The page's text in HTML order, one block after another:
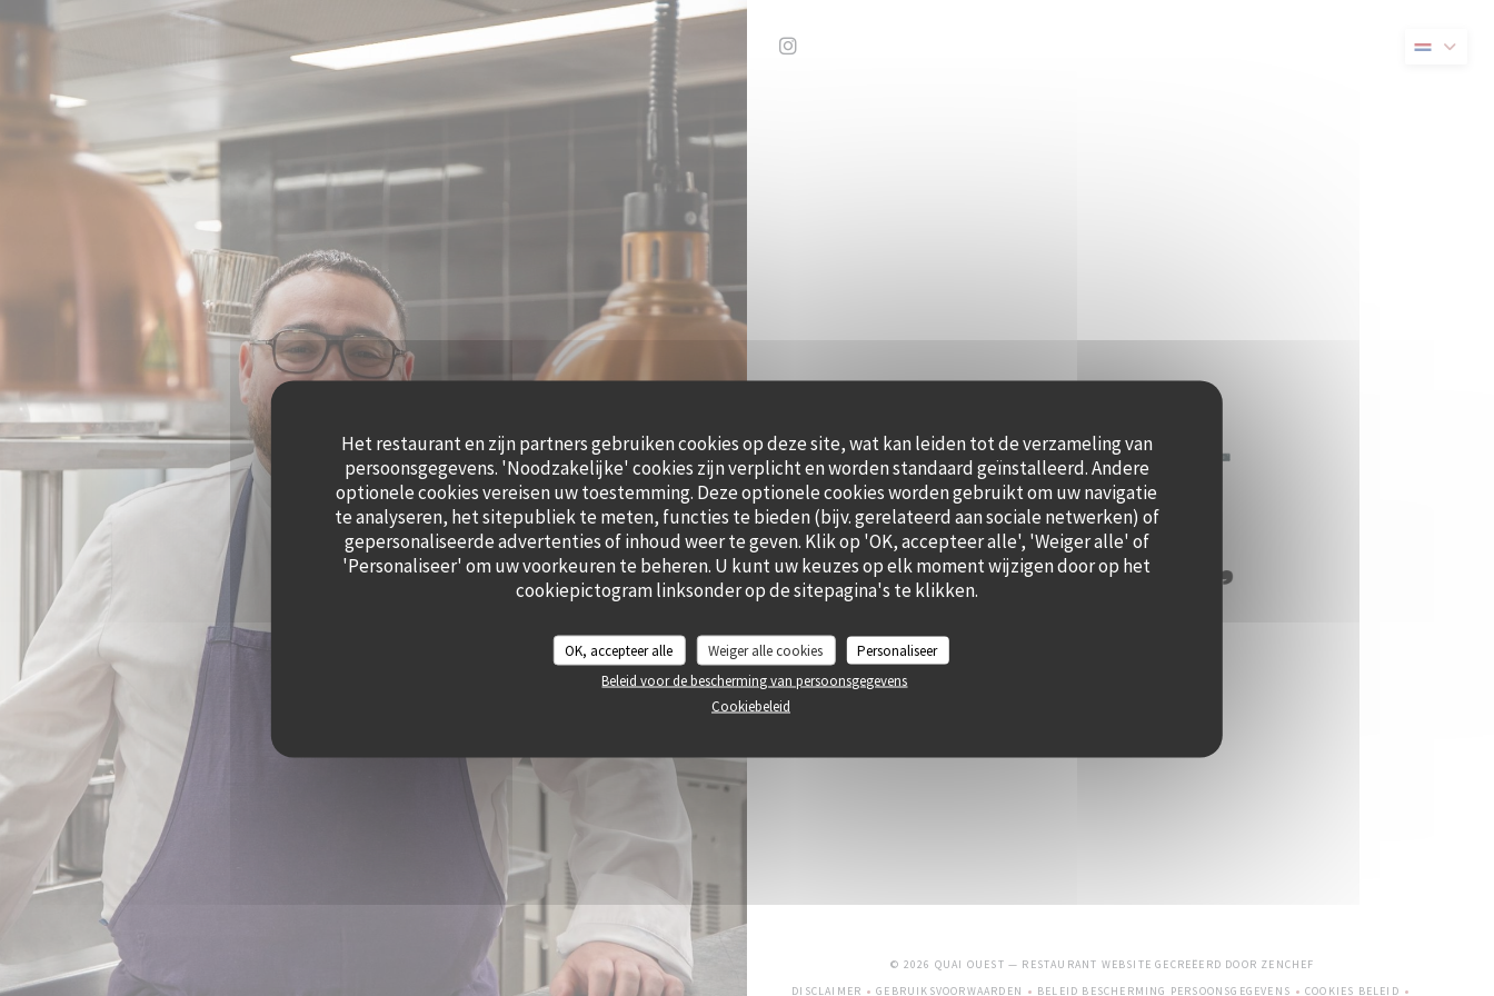
Het restaurant en zijn partners gebruiken cookies op deze site, wat kan leiden tot de verzameling van
persoonsgegevens. 'Noodzakelijke' cookies zijn verplicht en worden standaard geïnstalleerd. Andere
optionele cookies vereisen uw toestemming. Deze optionele cookies worden gebruikt om uw navigatie
te analyseren, het sitepubliek te meten, functies te bieden (bijv. gerelateerd aan sociale netwerken) of
gepersonaliseerde advertenties of inhoud weer te geven. Klik op 'OK, accepteer alle', 'Weiger alle' of
'Personaliseer' om uw voorkeuren te beheren. U kunt uw keuzes op elk moment wijzigen door op het
cookiepictogram linksonder op de sitepagina's te klikken.
OK, accepteer alle Weiger alle cookies
Personaliseer
Beleid voor de bescherming van persoonsgegevens
Cookiebeleid
Instagram ((opent in een nieuw venster))
© 2026 QUAI OUEST — RESTAURANT WEBSITE GECREËERD DOOR ZENCHEF
DISCLAIMER
GEBRUIKSVOORWAARDEN
BELEID BESCHERMING PERSOONSGEGEVENS
COOKIES BELEID